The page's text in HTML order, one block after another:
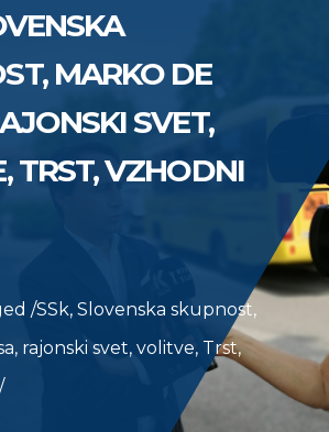
MARKO DE
SVET,
TRST, VZHODNI
/SSk, Slovenska skupnost,
rajonski svet, volitve, Trst,